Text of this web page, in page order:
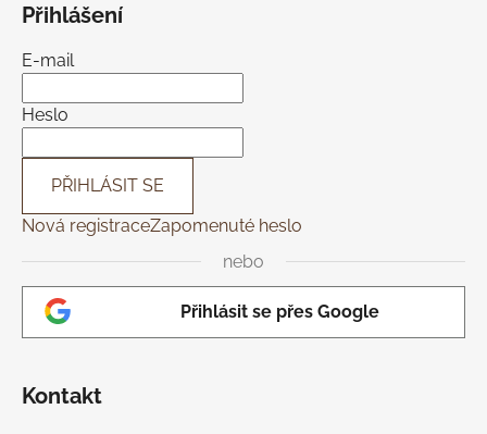
Přihlášení
E-mail
Heslo
PŘIHLÁSIT SE
Nová registraceZapomenuté heslo
nebo
Přihlásit se přes Google
Kontakt